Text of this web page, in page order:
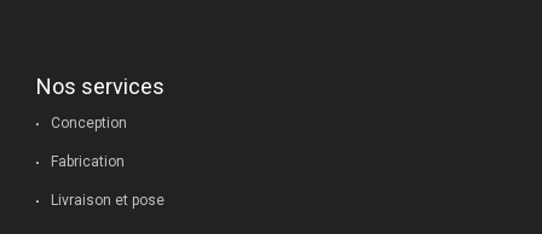
Nos services
Conception
Fabrication
Livraison et pose